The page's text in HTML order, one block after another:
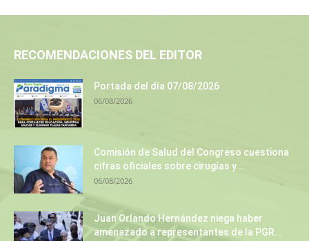
RECOMENDACIONES DEL EDITOR
Portada del día 07/08/2026
06/08/2026
Comisión de Salud del Congreso cuestiona
cifras oficiales sobre cirugías y...
06/08/2026
Juan Orlando Hernández niega haber
amenazado a representantes de la PGR...